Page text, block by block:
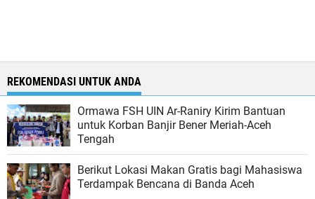
REKOMENDASI UNTUK ANDA
Ormawa FSH UIN Ar-Raniry Kirim Bantuan
untuk Korban Banjir Bener Meriah-Aceh
Tengah
Berikut Lokasi Makan Gratis bagi Mahasiswa
Terdampak Bencana di Banda Aceh